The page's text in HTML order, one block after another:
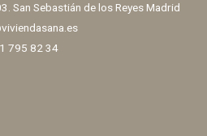
San Sebastián de los Reyes Madrid
795 82 34